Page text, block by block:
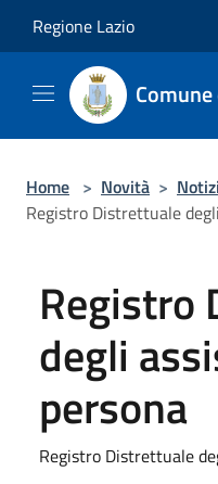
Regione Lazio
Home > Novità >
Registro Distrettuale
Registro
degli
persona
Registro Distrettuale